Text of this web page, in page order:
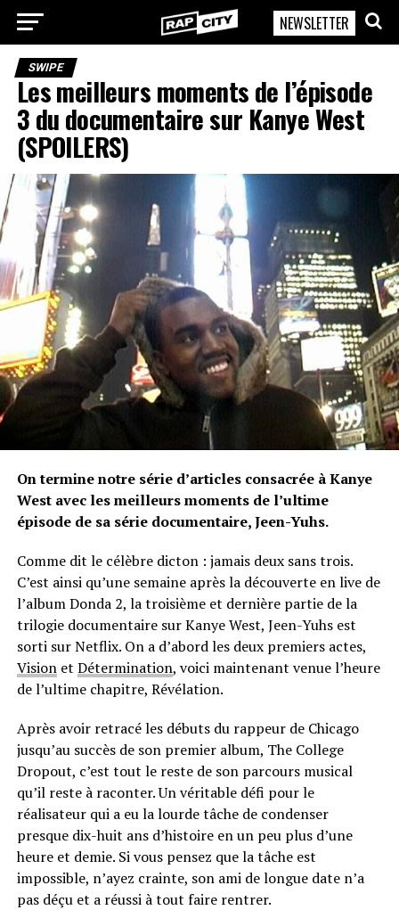
RapCity
NEWSLETTER
SWIPE
Les meilleurs moments de l’épisode
3 du documentaire sur Kanye West
(SPOILERS)
On termine notre série d’articles consacrée à Kanye
West avec les meilleurs moments de l’ultime
épisode de sa série documentaire, Jeen-Yuhs.
Comme dit le célèbre dicton : jamais deux sans trois.
C’est ainsi qu’une semaine après la découverte en live de
l’album Donda 2, la troisième et dernière partie de la
trilogie documentaire sur Kanye West, Jeen-Yuhs est
sorti sur Netflix. On a d’abord les deux premiers actes,
Visionet Détermination, voici maintenant venue l’heure
de l’ultime chapitre, Révélation.
Après avoir retracé les débuts du rappeur de Chicago
jusqu’au succès de son premier album, The College
Dropout, c’est tout le reste de son parcours musical
qu’il reste à raconter. Un véritable défi pour le
réalisateur qui a eu la lourde tâche de condenser
presque dix-huit ans d’histoire en un peu plus d’une
heure et demie. Si vous pensez que la tâche est
impossible, n’ayez crainte, son ami de longue date n’a
pas déçu et a réussi à tout faire rentrer.